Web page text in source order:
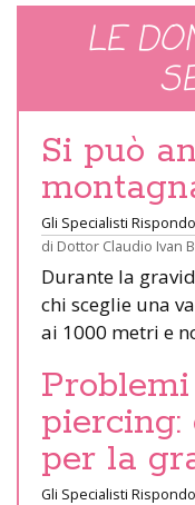
LE
Si può
Gli Specialisti
di Dottor Claudio Ivan
Durante la
chi sceglie una
ai 1000 metri e
piercing:
per la
Gli Specialisti